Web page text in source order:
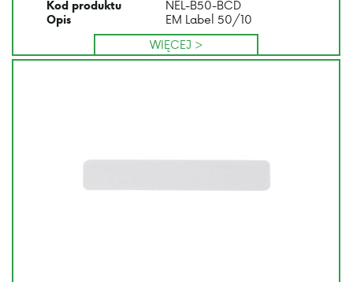
Kod produktu NEL-B50-BCD
Opis
EM Label 50/10
WIĘCEJ >